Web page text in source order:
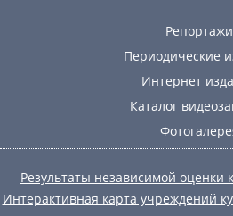
Репортажи
Периодические
Интернет
Каталог
Результаты независимой оценки
Интерактивная карта учреждений